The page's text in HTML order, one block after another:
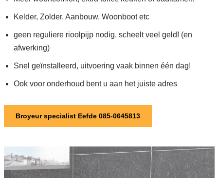
Kelder, Zolder, Aanbouw, Woonboot etc
geen reguliere rioolpijp nodig, scheelt veel geld! (en
afwerking)
Snel geïnstalleerd, uitvoering vaak binnen één dag!
Ook voor onderhoud bent u aan het juiste adres
Broyeur specialist Eefde 085-0645813